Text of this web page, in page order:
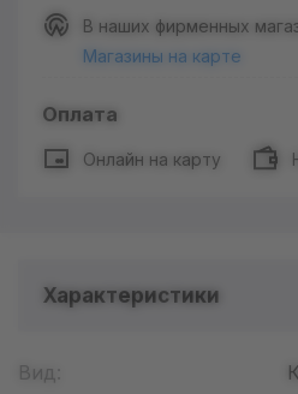
В наших фирменных
Магазины на карте
Оплата
Онлайн на карту
Характеристики
Вид: